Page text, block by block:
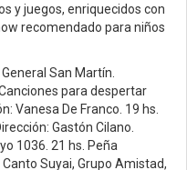
y juegos, enriquecidos con
recomendado para niños
San Martín.
para despertar
Vanesa De Franco. 19 hs.
Gastón Cilano.
1036. 21 hs. Peña
Suyai, Grupo Amistad,